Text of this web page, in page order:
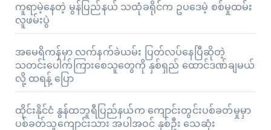
ကူရာမဲ့နေတဲ့ မွန်ပြည်နယ် သထုံခရိုင်က ဥပဒေမဲ့ စစ်မှုထမ်း
လူဖမ်းပွဲ
အမေရိကန်မှာ လက်နက်ခဲယမ်း ပြတ်လပ်နေပြီဆိုတဲ့
သတင်းပေါက်ကြားစေသူတွေကို နှစ်ရှည် ထောင်ဒဏ်ချမယ်
လို့ ထရန့် ပြော
ထိုင်းနိုင်ငံ နွန်ထဘူရီပြည်နယ်က ကျောင်းတွင်းပစ်ခတ်မှုမှာ
ပစ်ခတ်သူကျောင်းသား အပါအဝင် နှစ်ဦး သေဆုံး